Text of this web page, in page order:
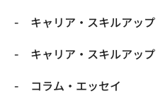
キャリア・スキルアップ
キャリア・スキルアップ
コラム・エッセイ